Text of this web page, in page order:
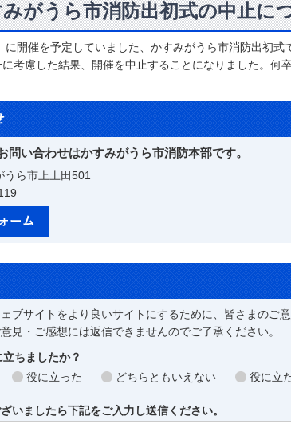
がうら市消防出初式の中止に
に開催を予定していました、かすみがうら市消防出初
考慮した結果、開催を中止することになりました。何
問い合わせはかすみがうら市消防本部です。
ら市上土田501
ブサイトをより良いサイトにするために、皆さまのご
見・ご感想には返信できませんのでご了承ください。
ちましたか？
役に立った どちらともいえない 役に立
いましたら下記をご入力し送信ください。